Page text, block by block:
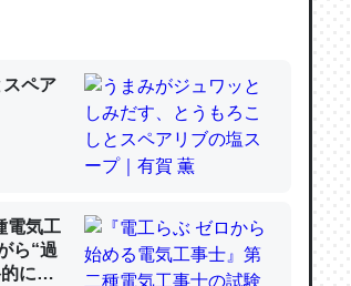
いないのか」に関する新仮説
ペア
電気工
ら“過
に学